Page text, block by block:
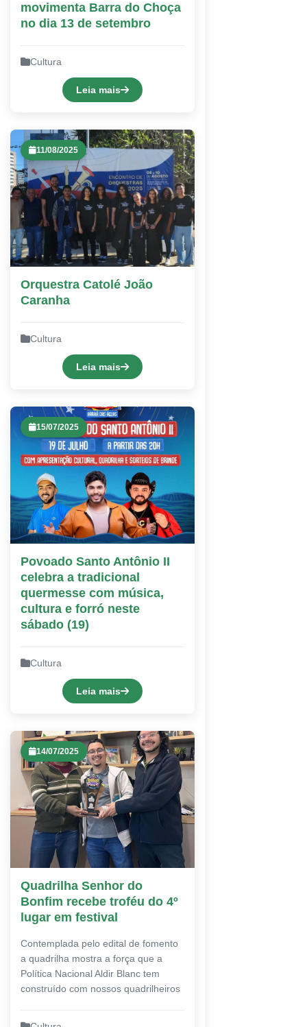
movimenta Barra do Choça
no dia 13 de setembro
Cultura
Leia mais
11/08/2025
Orquestra Catolé João
Caranha
Cultura
Leia mais
15/07/2025
Povoado Santo Antônio II
celebra a tradicional
quermesse com música,
cultura e forró neste
sábado (19)
Cultura
Leia mais
14/07/2025
Quadrilha Senhor do
Bonfim recebe troféu do 4º
lugar em festival
Contemplada pelo edital de fomento
a quadrilha mostra a força que a
Política Nacional Aldir Blanc tem
construído com nossos quadrilheiros